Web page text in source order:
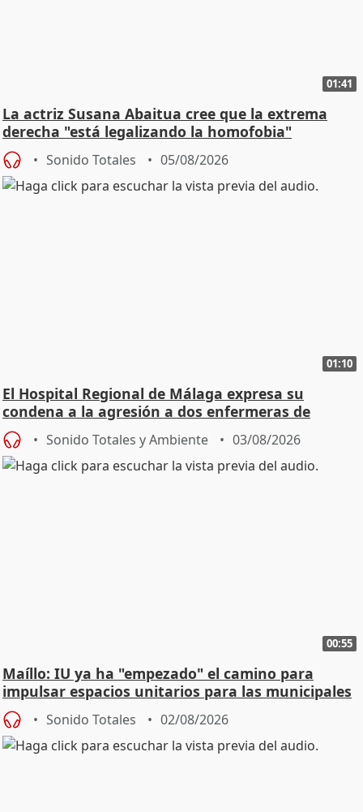
01:41
La actriz Susana Abaitua cree que la extrema
derecha "está legalizando la homofobia"
Sonido Totales 05/08/2026
01:10
El Hospital Regional de Málaga expresa su
condena a la agresión a dos enfermeras de
Urgencias
Sonido Totales y Ambiente 03/08/2026
00:55
Maíllo: IU ya ha "empezado" el camino para
impulsar espacios unitarios para las municipales
Sonido Totales 02/08/2026